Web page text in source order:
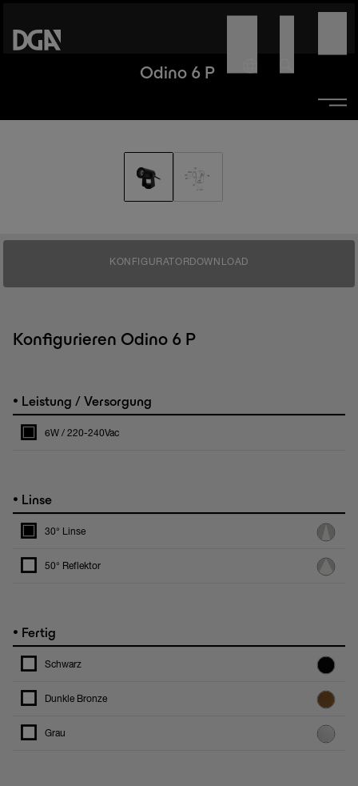
Odino 6 P
KONFIGURATORDOWNLOAD
Konfigurieren Odino 6 P
• Leistung / Versorgung
6W / 220-240Vac
• Linse
30° Linse
50° Reflektor
• Fertig
Schwarz
Dunkle Bronze
Grau